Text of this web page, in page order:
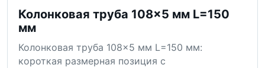
Колонковая труба 108×5 мм L=150
мм
Колонковая труба 108×5 мм L=150 мм:
короткая размерная позиция с